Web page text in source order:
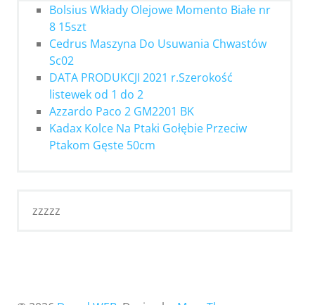
Bolsius Wkłady Olejowe Momento Białe nr
8 15szt
Cedrus Maszyna Do Usuwania Chwastów
Sc02
DATA PRODUKCJI 2021 r.Szerokość
listewek od 1 do 2
Azzardo Paco 2 GM2201 BK
Kadax Kolce Na Ptaki Gołębie Przeciw
Ptakom Gęste 50cm
zzzzz